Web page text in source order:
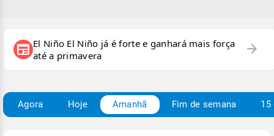
newspaper El Niño El Niño já é forte e ganhará mais força
até a primavera
arrow_forward
Agora Hoje Amanhã Fim de semana 15